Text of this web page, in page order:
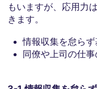
もいますが、応用力
きます。
情報収集を怠らず
同僚や上司の仕